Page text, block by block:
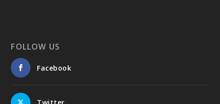
FOLLOW US
Facebook
Twitter